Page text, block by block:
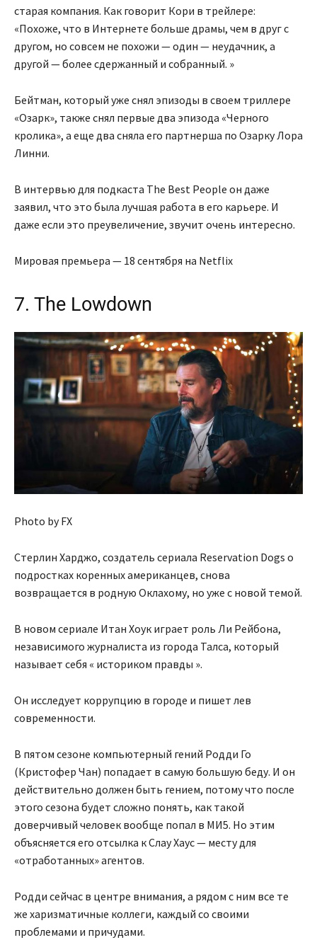
старая компания. Как говорит Кори в трейлере:
«Похоже, что в Интернете больше драмы, чем в друг с
другом, но совсем не похожи — один — неудачник, а
другой — более сдержанный и собранный. »
Бейтман, который уже снял эпизоды в своем триллере
«Озарк», также снял первые два эпизода «Черного
кролика», а еще два сняла его партнерша по Озарку Лора
Линни.
В интервью для подкаста The Best People он даже
заявил, что это была лучшая работа в его карьере. И
даже если это преувеличение, звучит очень интересно.
Мировая премьера — 18 сентября на Netflix
7. The Lowdown
Photo by FX
Стерлин Харджо, создатель сериала Reservation Dogs о
подростках коренных американцев, снова
возвращается в родную Оклахому, но уже с новой темой.
В новом сериале Итан Хоук играет роль Ли Рейбона,
независимого журналиста из города Талса, который
называет себя « историком правды ».
Он исследует коррупцию в городе и пишет лев
современности.
В пятом сезоне компьютерный гений Родди Го
(Кристофер Чан) попадает в самую большую беду. И он
действительно должен быть гением, потому что после
этого сезона будет сложно понять, как такой
доверчивый человек вообще попал в МИ5. Но этим
объясняется его отсылка к Слау Хаус — месту для
«отработанных» агентов.
Родди сейчас в центре внимания, а рядом с ним все те
же харизматичные коллеги, каждый со своими
проблемами и причудами.